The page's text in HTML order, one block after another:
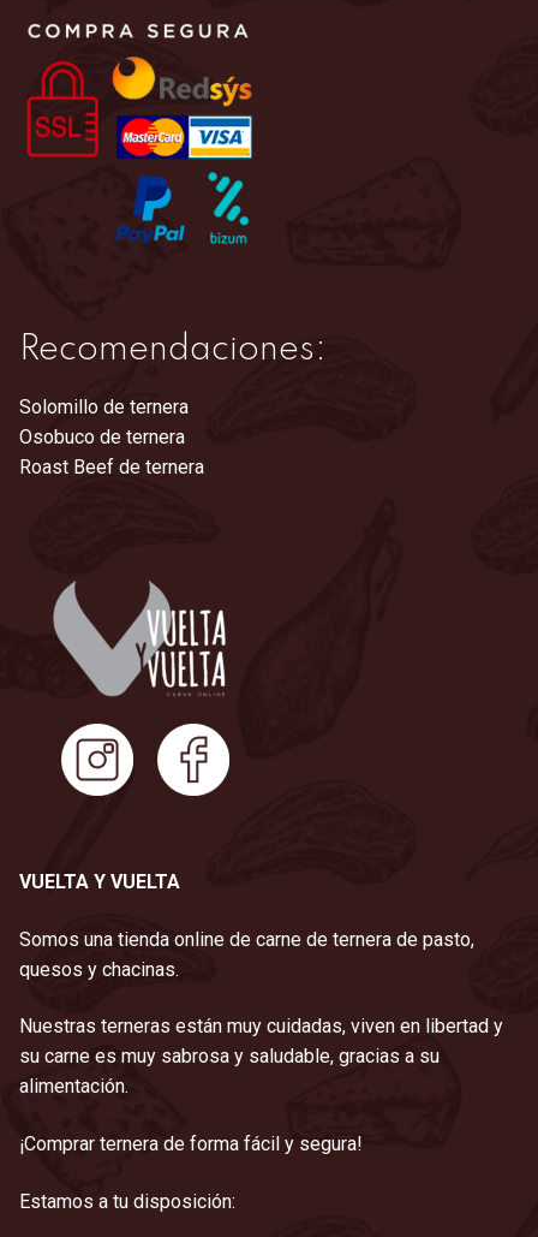
Recomendaciones:
Solomillo de ternera
Osobuco de ternera
Roast Beef de ternera
VUELTA Y VUELTA
Somos una tienda online de carne de ternera de pasto,
quesos y chacinas.
Nuestras terneras están muy cuidadas, viven en libertad y
su carne es muy sabrosa y saludable, gracias a su
alimentación.
¡Comprar ternera de forma fácil y segura!
Estamos a tu disposición: